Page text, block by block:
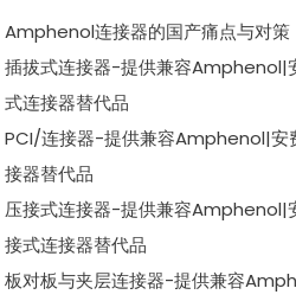
Amphenol连接器的国产痛点与对策
插拔式连接器-提供兼容Amphenol|
式连接器替代品
PCI/连接器-提供兼容Amphenol|安
接器替代品
压接式连接器-提供兼容Amphenol|
接式连接器替代品
板对板与夹层连接器-提供兼容